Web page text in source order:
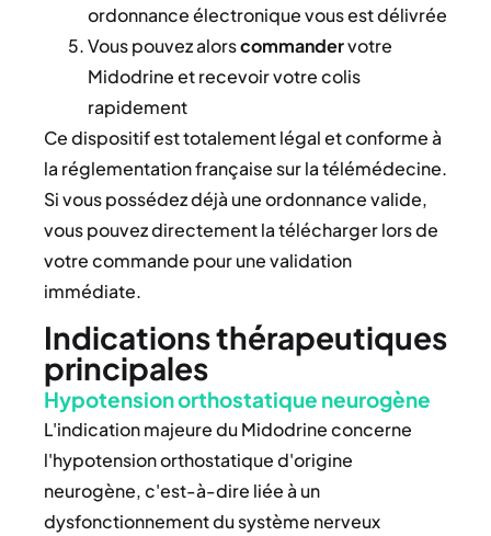
ordonnance électronique vous est délivrée
Vous pouvez alorscommandervotre
Midodrine et recevoir votre colis
rapidement
Ce dispositif est totalement légal et conforme à
la réglementation française sur la télémédecine.
Si vous possédez déjà une ordonnance valide,
vous pouvez directement la télécharger lors de
votre commande pour une validation
immédiate.
Indications thérapeutiques
principales
Hypotension orthostatique neurogène
L'indication majeure du Midodrine concerne
l'hypotension orthostatique d'origine
neurogène, c'est-à-dire liée à un
dysfonctionnement du système nerveux